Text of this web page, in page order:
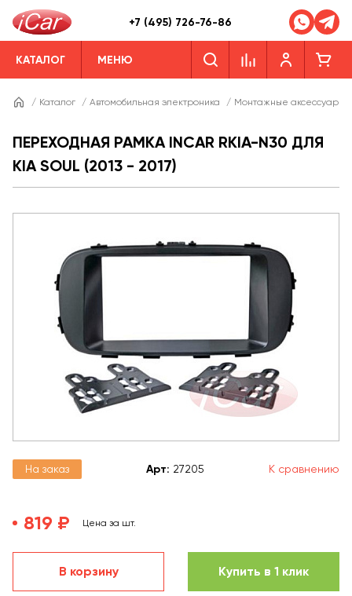
+7 (495) 726-76-86
КАТАЛОГ МЕНЮ
/ Каталог / Автомобильная электроника / Монтажные аксессуары
ПЕРЕХОДНАЯ РАМКА INCAR RKIA-N30 ДЛЯ
KIA SOUL (2013 - 2017)
На заказ Арт: 27205 К сравнению
819 ₽ Цена за шт.
В корзину Купить в 1 клик